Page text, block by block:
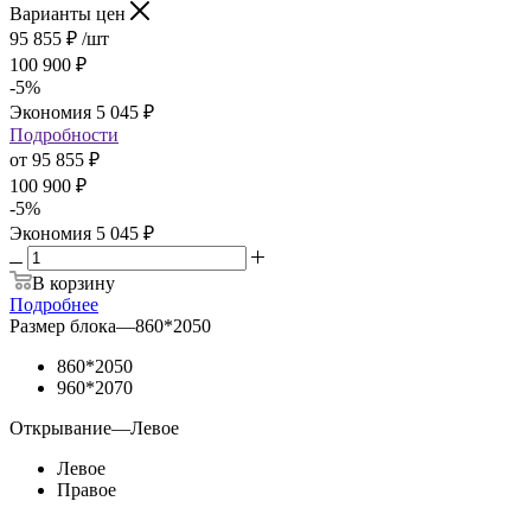
Варианты цен
95 855 ₽ /шт
100 900 ₽
-5%
Экономия 5 045 ₽
Подробности
от 95 855 ₽
100 900 ₽
-5%
Экономия 5 045 ₽
В корзину
Подробнее
Размер блока—860*2050
860*2050
960*2070
Открывание—Левое
Левое
Правое